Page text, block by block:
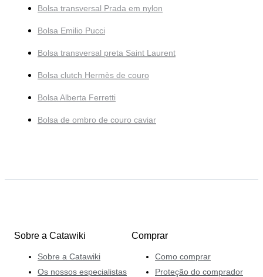
Bolsa transversal Prada em nylon
Bolsa Emilio Pucci
Bolsa transversal preta Saint Laurent
Bolsa clutch Hermès de couro
Bolsa Alberta Ferretti
Bolsa de ombro de couro caviar
Sobre a Catawiki
Sobre a Catawiki
Os nossos especialistas
Comprar
Como comprar
Proteção do comprador